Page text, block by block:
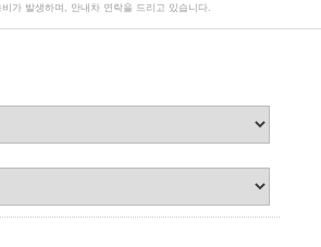
가 발생하며, 안내차 연락을 드리고 있습니다.